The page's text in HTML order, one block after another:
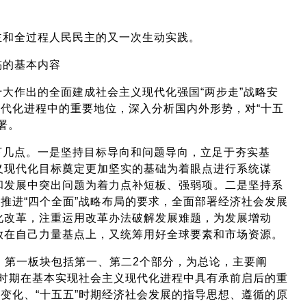
全过程人民民主的又一次生动实践。
基本内容
作出的全面建成社会主义现代化强国“两步走”战略安
化进程中的重要地位，深入分析国内外形势，对“十五
。
点。一是坚持目标导向和问题导向，立足于夯实基
代化目标奠定更加坚实的基础为着眼点进行系统谋
展中突出问题为着力点补短板、强弱项。二是坚持系
进“四个全面”战略布局的要求，全面部署经济社会发展
革，注重运用改革办法破解发展难题，为发展增动
自己力量基点上，又统筹用好全球要素和市场资源。
一板块包括第一、第二2个部分，为总论，主要阐
期在基本实现社会主义现代化进程中具有承前启后的重
化、“十五五”时期经济社会发展的指导思想、遵循的原